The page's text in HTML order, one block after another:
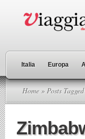
Italia Europa
Home » Posts